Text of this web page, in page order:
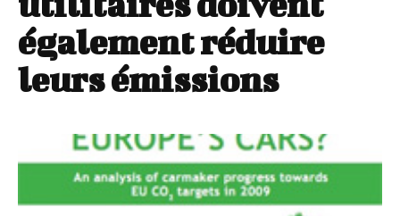
également réduire
leurs émissions